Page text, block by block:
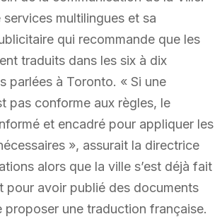
multilingues et sa
qui recommande que les
traduits dans les six à dix
parlées à Toronto. « Si une
pas conforme aux règles, le
et encadré pour appliquer les
», assurait la directrice
alors que la ville s’est déjà fait
pour avoir publié des documents
proposer une traduction française.